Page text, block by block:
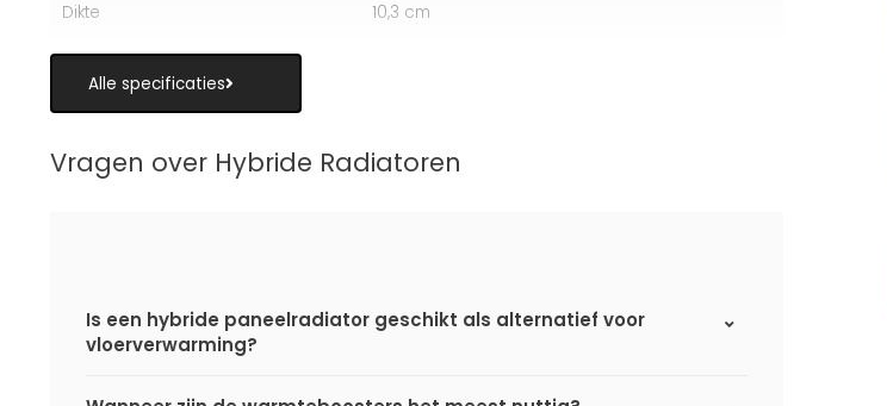
Dikte 10,3 cm
Alle specificaties
Vragen over Hybride Radiatoren
Is een hybride paneelradiator geschikt als alternatief voor
vloerverwarming?